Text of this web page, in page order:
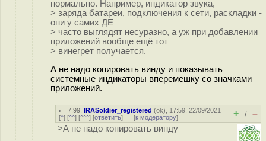
нормально. Например, индикатор звука,
> заряда батареи, подключения к сети, раскладки -
они у самих ДЕ
> часто выглядят несуразно, а уж при добавлении
приложений вообще ещё тот
> винегрет получается.
А не надо копировать винду и показывать
системные индикаторы вперемешку со значками
приложений.
7.99 ,IRASoldier_registered (ok), 17:59, 22/09/2021
[^] [^^] [^^^] [ответить] [к модератору] + / –
>А не надо копировать винду